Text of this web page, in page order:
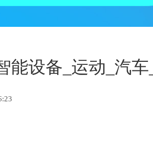
能设备_运动_汽